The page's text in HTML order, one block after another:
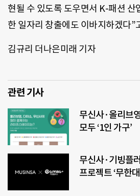
현될 수 있도록 도우면서 K-패션 산
한 일자리 창출에도 이바지하겠다”
김규리 더나은미래 기자
관련 기사
무신사·올리브
모두 ‘1인 가구’
무신사·기빙플
프로젝트 ‘무한